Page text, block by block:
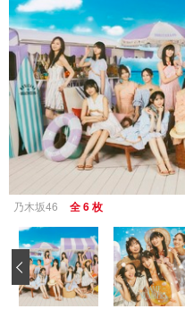
乃木坂46 全 6 枚
‹